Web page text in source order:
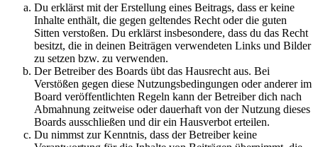
Du erklärst mit der Erstellung eines Beitrags, dass er keine
Inhalte enthält, die gegen geltendes Recht oder die guten
Sitten verstoßen. Du erklärst insbesondere, dass du das Recht
besitzt, die in deinen Beiträgen verwendeten Links und Bilder
zu setzen bzw. zu verwenden.
Der Betreiber des Boards übt das Hausrecht aus. Bei
Verstößen gegen diese Nutzungsbedingungen oder anderer im
Board veröffentlichten Regeln kann der Betreiber dich nach
Abmahnung zeitweise oder dauerhaft von der Nutzung dieses
Boards ausschließen und dir ein Hausverbot erteilen.
Du nimmst zur Kenntnis, dass der Betreiber keine